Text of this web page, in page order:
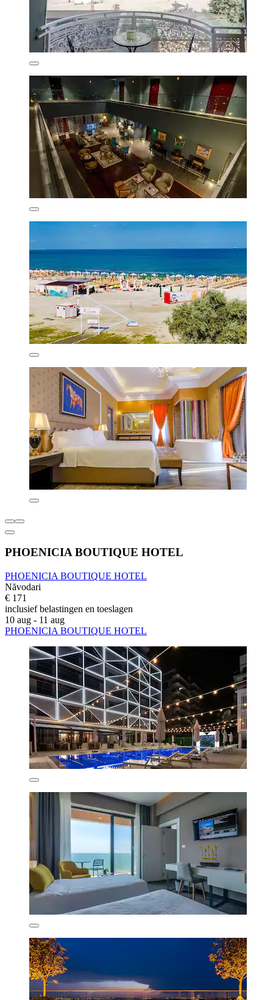
PHOENICIA BOUTIQUE HOTEL
PHOENICIA BOUTIQUE HOTEL
Năvodari
€ 171
inclusief belastingen en toeslagen
10 aug - 11 aug
PHOENICIA BOUTIQUE HOTEL